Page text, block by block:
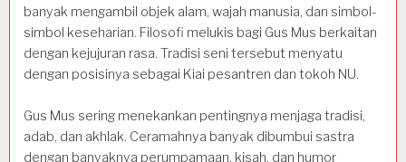
banyak mengambil objek alam, wajah manusia, dan simbol-
simbol keseharian. Filosofi melukis bagi Gus Mus berkaitan
dengan kejujuran rasa. Tradisi seni tersebut menyatu
dengan posisinya sebagai Kiai pesantren dan tokoh NU.
Gus Mus sering menekankan pentingnya menjaga tradisi,
adab, dan akhlak. Ceramahnya banyak dibumbui sastra
dengan banyaknya perumpamaan, kisah, dan humor